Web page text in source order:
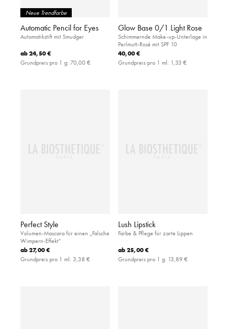
Neue Trendfarbe
Automatic Pencil for Eyes
Automatikstift mit Smudger
ab24,50 €
Grundpreis pro 1 g: 70,00 €
Glow Base 0/1 Light Rose
Schimmernde Make-up-Unterlage in
Perlmutt-Rosé mit SPF 10
40,00 €
Grundpreis pro 1 ml: 1,33 €
Perfect Style
Volumen-Mascara für einen „Falsche
Wimpern-Effekt“
ab27,00 €
Grundpreis pro 1 ml: 3,38 €
Lush Lipstick
Farbe & Pflege für zarte Lippen
ab25,00 €
Grundpreis pro 1 g: 13,89 €